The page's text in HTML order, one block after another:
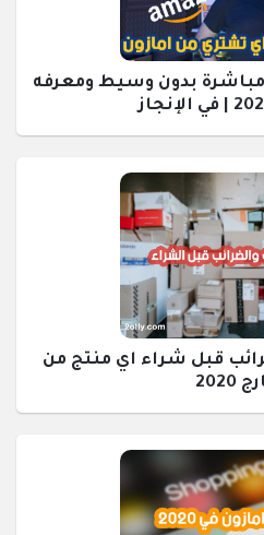
بدون وسيط ومعرفه
قبل شراء اي منتج من
2020